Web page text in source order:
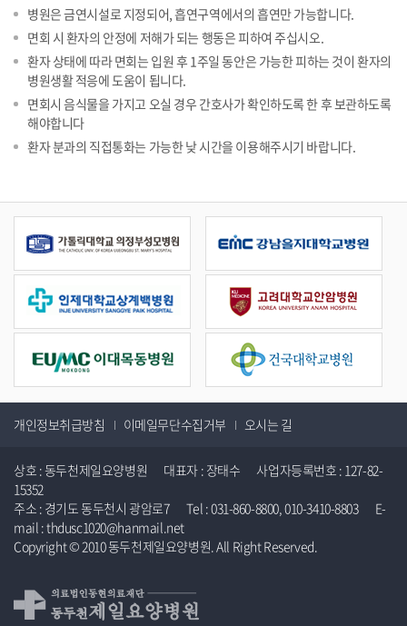
병원은 금연시설로 지정되어, 흡연구역에서의 흡연만 가능합니다.
면회 시 환자의 안정에 저해가 되는 행동은 피하여 주십시오.
환자 상태에 따라 면회는 입원 후 1주일 동안은 가능한 피하는 것이 환자의
병원생활 적응에 도움이 됩니다.
면회시 음식물을 가지고 오실 경우 간호사가 확인하도록 한 후 보관하도록
해야합니다
환자 분과의 직접통화는 가능한 낮 시간을 이용해주시기 바랍니다.
개인정보취급방침 이메일무단수집거부 오시는 길
상호 : 동두천제일요양병원 대표자 : 장태수 사업자등록번호 : 127-82-
15352
주소 : 경기도 동두천시 광암로7 Tel : 031-860-8800, 010-3410-8803 E-
mail : thdusc1020@hanmail.net
Copyright © 2010 동두천제일요양병원. All Right Reserved.